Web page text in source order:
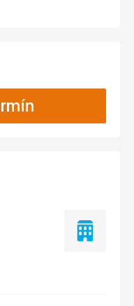
Pouze